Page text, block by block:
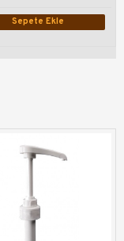
Sepete Ekle